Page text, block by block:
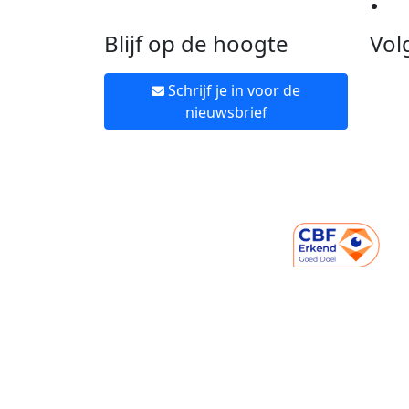
Blijf op de hoogte
Schrijf je in voor de
nieuwsbrief